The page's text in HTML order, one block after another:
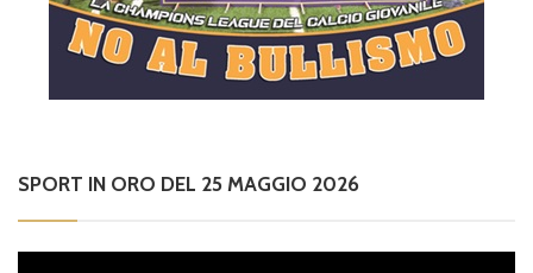
SPORT IN ORO DEL 25 MAGGIO 2026